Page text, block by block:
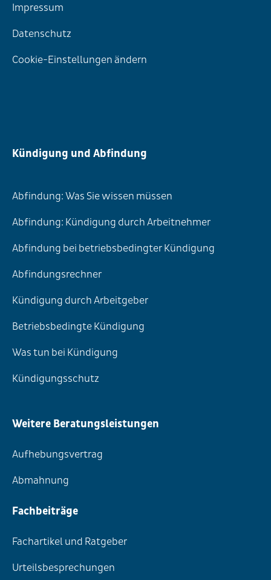
Impressum
Datenschutz
Cookie-Einstellungen ändern
Kündigung und Abfindung
Abfindung: Was Sie wissen müssen
Abfindung: Kündigung durch Arbeitnehmer
Abfindung bei betriebsbedingter Kündigung
Abfindungsrechner
Kündigung durch Arbeitgeber
Betriebsbedingte Kündigung
Was tun bei Kündigung
Kündigungsschutz
Weitere Beratungsleistungen
Aufhebungsvertrag
Abmahnung
Fachbeiträge
Fachartikel und Ratgeber
Urteilsbesprechungen